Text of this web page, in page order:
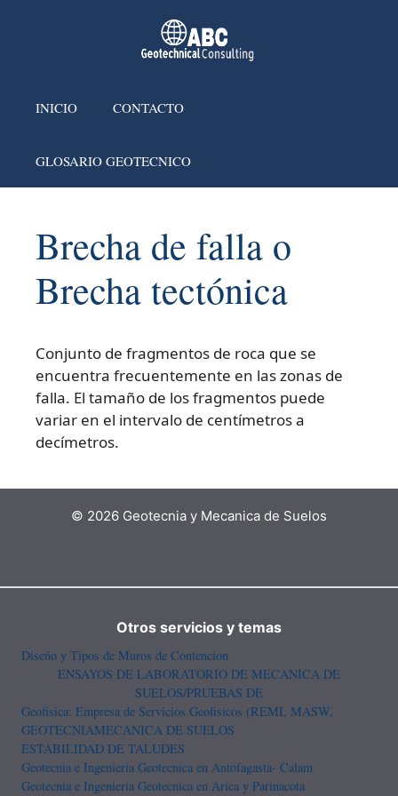
INICIO CONTACTO
GLOSARIO GEOTECNICO
Brecha de falla o
Brecha tectónica
Conjunto de fragmentos de roca que se
encuentra frecuentemente en las zonas de
falla. El tamaño de los fragmentos puede
variar en el intervalo de centímetros a
decímetros.
© 2026 Geotecnia y Mecanica de Suelos
Otros servicios y temas
Diseño y Tipos de Muros de Contencion
ENSAYOS DE LABORATORIO DE MECANICA DE
SUELOS/PRUEBAS DE
Geofisica: Empresa de Servicios Geofisicos (REMI, MASW,
GEOTECNIAMECANICA DE SUELOS
ESTABILIDAD DE TALUDES
Geotecnia e Ingenieria Geotecnica en Antofagasta- Calam
Geotecnia e Ingenieria Geotecnica en Arica y Parinacota